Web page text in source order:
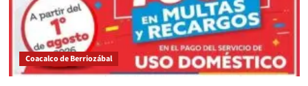
Coacalco de Berriozábal